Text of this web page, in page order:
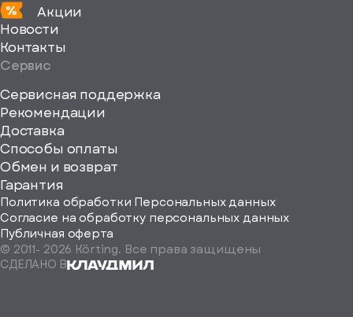
Акции
Новости
Контакты
Сервис
Сервисная поддержка
Рекомендации
Доставка
Способы оплаты
Обмен и возврат
Гарантия
Политика обработки Персональных данных
Согласие на обработку персональных данных
Публичная оферта
© 2011- 2026 Körting. Все права защищены
СДЕЛАНО В
Определить